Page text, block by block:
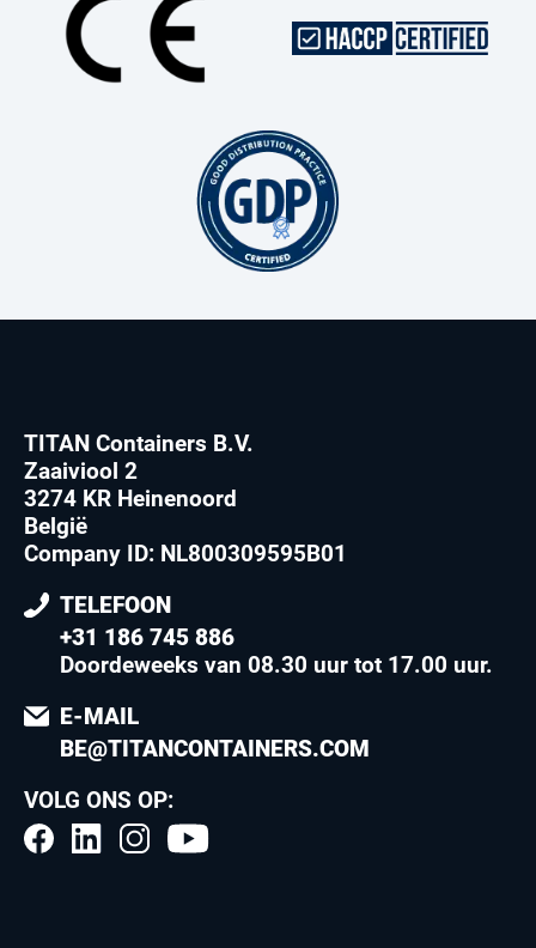
TITAN Containers B.V.
Zaaiviool 2
3274 KR Heinenoord
België
Company ID: NL800309595B01
TELEFOON
+31 186 745 886
Doordeweeks van 08.30 uur tot 17.00 uur.
E-MAIL
BE@TITANCONTAINERS.COM
VOLG ONS OP: